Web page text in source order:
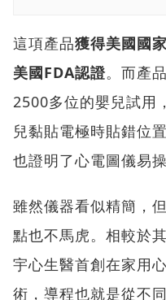
這項產品獲得美國國
美國FDA認證。而產
2500多位的嬰兒試用
兒黏貼電極時貼錯位
也證明了心電圖儀易
雖然儀器看似精簡，
點也不馬虎。相較於
宇心生醫首創在家用
術，導程也就是從不